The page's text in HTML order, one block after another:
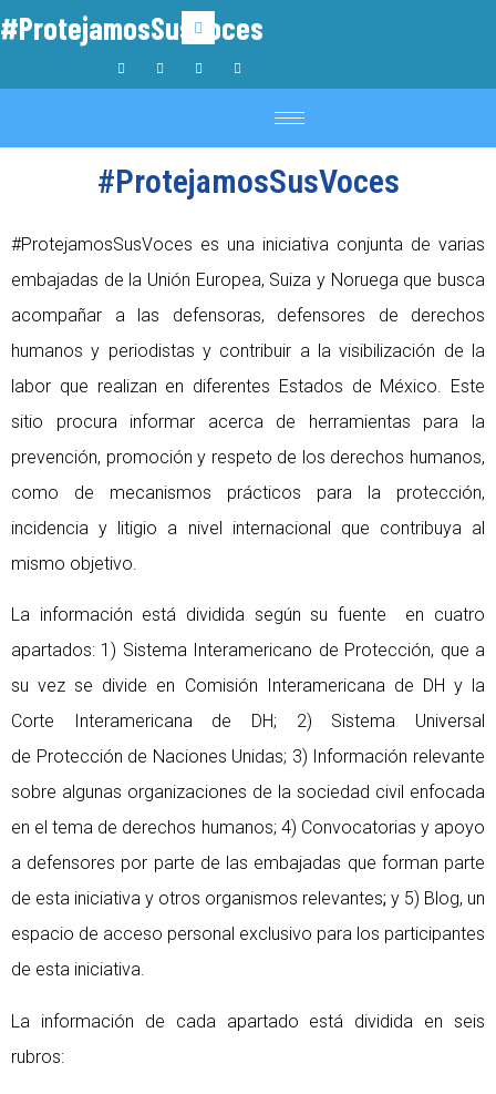
#ProtejamosSusVoces
#ProtejamosSusVoces
#ProtejamosSusVoces es una iniciativa conjunta de varias
embajadas de la Unión Europea, Suiza y Noruega que busca
acompañar a las defensoras, defensores de derechos
humanos y periodistas y contribuir a la visibilización de la
labor que realizan en diferentes Estados de México. Este
sitio procura informar acerca de herramientas para la
prevención, promoción y respeto de los derechos humanos,
como de mecanismos prácticos para la protección,
incidencia y litigio a nivel internacional que contribuya al
mismo objetivo.
La información está dividida según su fuente en cuatro
apartados: 1) Sistema Interamericano de Protección, que a
su vez se divide en Comisión Interamericana de DH y la
Corte Interamericana de DH; 2) Sistema Universal
de Protección de Naciones Unidas; 3) Información relevante
sobre algunas organizaciones de la sociedad civil enfocada
en el tema de derechos humanos; 4) Convocatorias y apoyo
a defensores por parte de las embajadas que forman parte
de esta iniciativa y otros organismos relevantes; y 5) Blog, un
espacio de acceso personal exclusivo para los participantes
de esta iniciativa.
La información de cada apartado está dividida en seis
rubros: